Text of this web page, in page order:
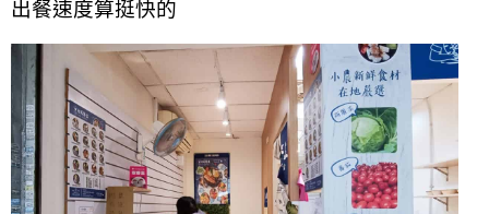
出餐速度算挺快的